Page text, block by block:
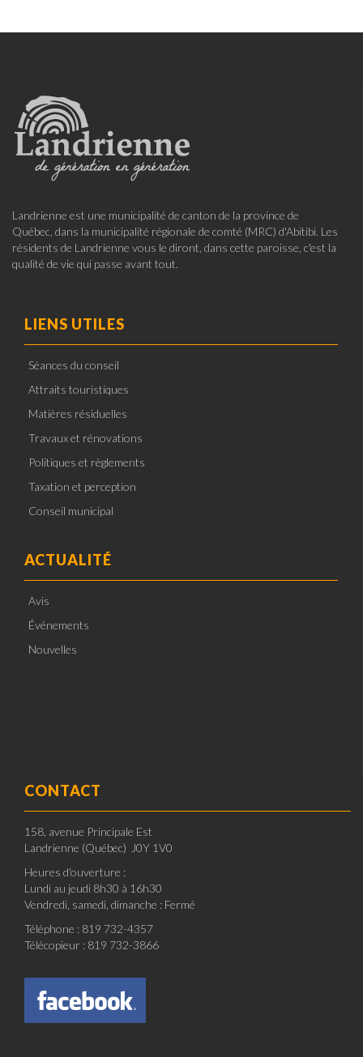
Landrienne est une municipalité de canton de la province de
Québec, dans la municipalité régionale de comté (MRC) d'Abitibi. Les
résidents de Landrienne vous le diront, dans cette paroisse, c'est la
qualité de vie qui passe avant tout.
LIENS UTILES
Séances du conseil
Attraits touristiques
Matières résiduelles
Travaux et rénovations
Politiques et règlements
Taxation et perception
Conseil municipal
ACTUALITÉ
Avis
Événements
Nouvelles
CONTACT
158, avenue Principale Est
Landrienne (Québec) J0Y 1V0
Heures d'ouverture :
Lundi au jeudi 8h30 à 16h30
Vendredi, samedi, dimanche : Fermé
Téléphone : 819 732-4357
Télécopieur : 819 732-3866